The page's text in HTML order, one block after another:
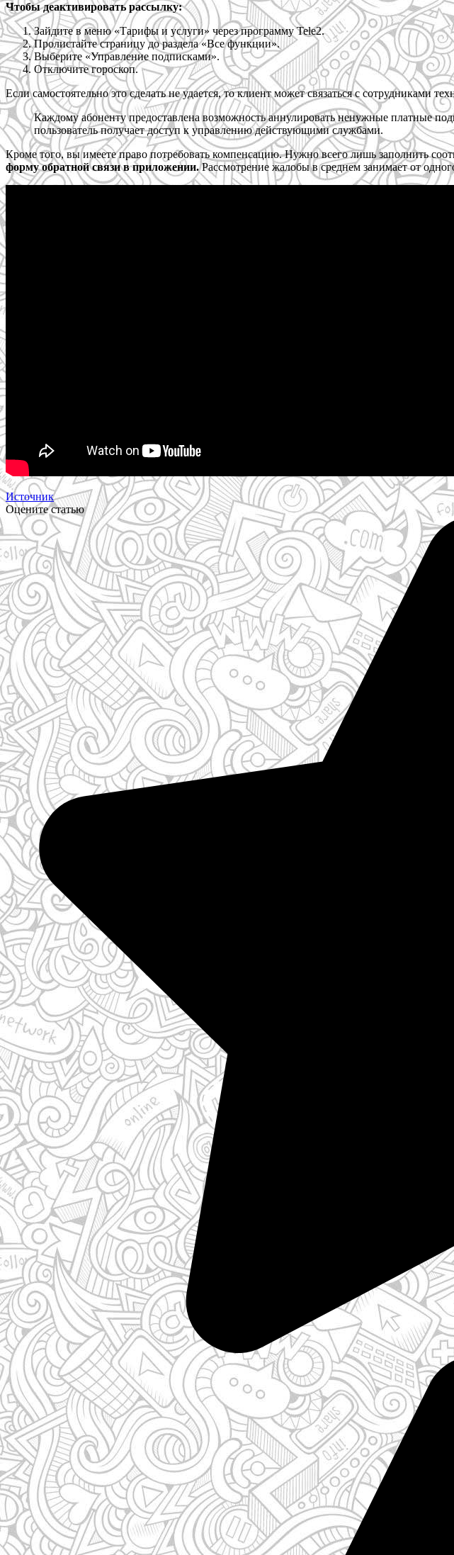
Чтобы деактивировать рассылку:
Зайдите в меню «Тарифы и услуги» через программу Tele2.
Пролистайте страницу до раздела «Все функции».
Выберите «Управление подписками».
Отключите гороскоп.
Если самостоятельно это сделать не удается, то клиент может связаться с сотрудниками
Каждому абоненту предоставлена возможность аннулировать ненужные платные
пользователь получает доступ к управлению действующими службами.
Кроме того, вы имеете право потребовать компенсацию. Нужно всего лишь заполнить
форму обратной связи в приложении.Рассмотрение жалобы в среднем занимает от
Источник
Оцените статью